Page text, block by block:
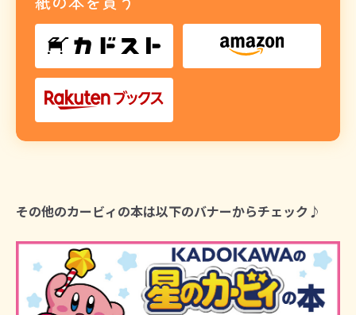
その他のカービィの本は以下のバナーからチェック♪